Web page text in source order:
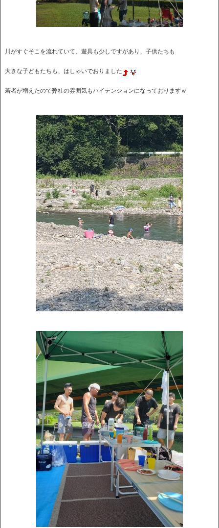
川がすぐそこを流れていて、遊具も少しですがあり、子供たちも
大きな子どもたちも、はしゃいでおりました
若者が増えたので弊社の雰囲気もハイテンションになっておりますｗ